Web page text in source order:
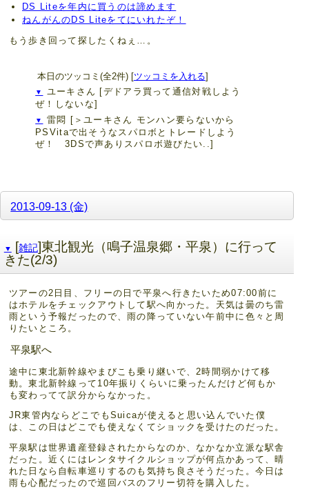
DS Liteを年内に買うのは諦めます
ねんがんのDS Liteをてにいれたぞ！
もう歩き回って探したくねぇ…。
本日のツッコミ(全2件) [ツッコミを入れる]
▼ ユーキさん [デドアラ買って通信対戦しよう
ぜ！しないな]
▼ 雷悶
[＞ユーキさん モンハン要らないから
PSVitaで出そうなスパロボとトレードしよう
ぜ！ 3DSで声ありスパロボ遊びたい..]
2013-09-13 (金)
▼ [雑記]東北観光（鳴子温泉郷・平泉）に行って
きた(2/3)
ツアーの2日目、フリーの日で平泉へ行きたいため07:00前に
はホテルをチェックアウトして駅へ向かった。天気は曇のち雷
雨という予報だったので、雨の降っていない午前中に色々と周
りたいところ。
平泉駅へ
途中に東北新幹線やまびこも乗り継いで、2時間弱かけて移
動。東北新幹線って10年振りくらいに乗ったんだけど何もか
も変わってて訳分からなかった。
JR東管内ならどこでもSuicaが使えると思い込んでいた僕
は、この日はどこでも使えなくてショックを受けたのだった。
平泉駅は世界遺産登録されたからなのか、なかなか立派な駅舎
だった。近くにはレンタサイクルショップが何点かあって、晴
れた日なら自転車巡りするのも気持ち良さそうだった。今日は
雨も心配だったので巡回バスのフリー切符を購入した。